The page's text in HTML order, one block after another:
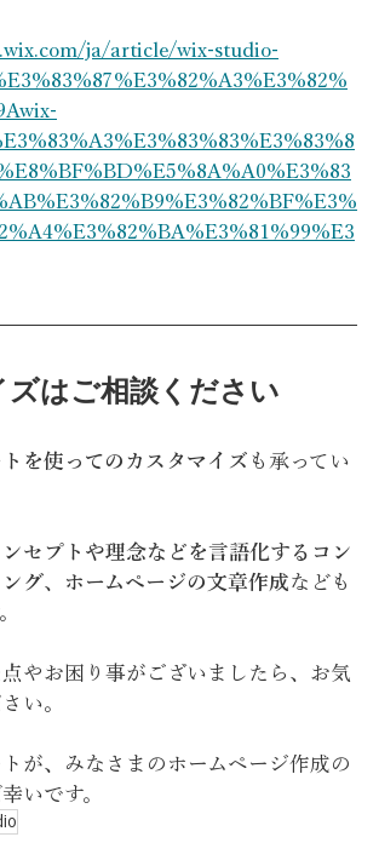
ja/article/wix-studio-
ズはご相談ください
を使ってのカスタマイズ も承ってい
セプトや理念などを言語化するコン
グ、 ホームページの文章作成なども
やお困り事がございましたら、お気
い。
が、みなさまのホームページ作成の
いです。